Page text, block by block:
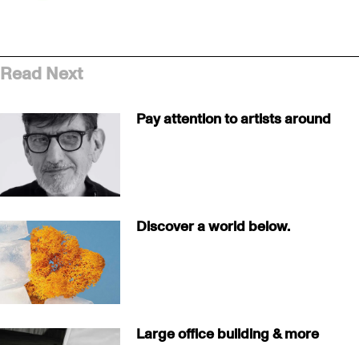
Read Next
Pay attention to artists around
Discover a world below.
Large office building & more